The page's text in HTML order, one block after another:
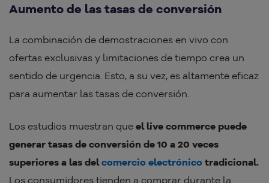
Aumento de las tasas de conversión
La combinación de demostraciones en vivo con
ofertas exclusivas y limitaciones de tiempo crea un
sentido de urgencia. Esto, a su vez, es altamente eficaz
para aumentar las tasas de conversión.
Los estudios muestran que el live commerce puede
generar tasas de conversión de 10 a 20 veces
superiores a las delcomercio electrónico tradicional.
Los consumidores tienden a comprar durante la